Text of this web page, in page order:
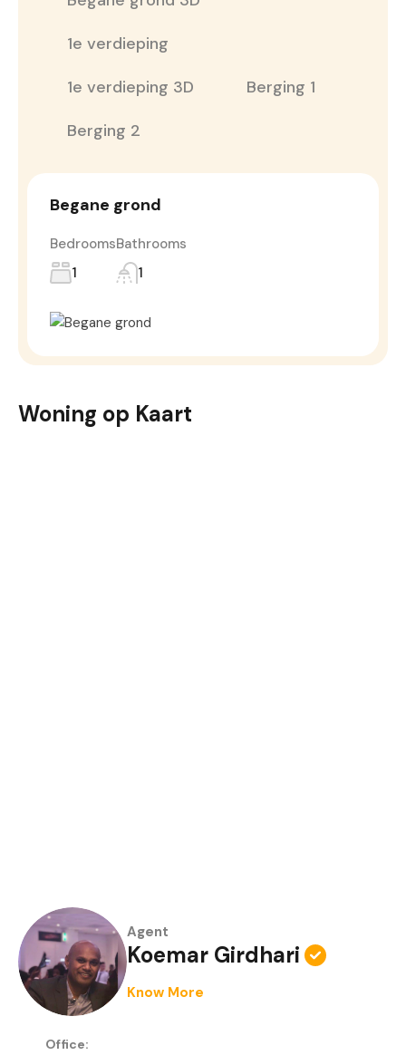
1e verdieping
1e verdieping 3D
Berging 1
Berging 2
Begane grond
Bedrooms
1
Bathrooms
1
Woning op Kaart
Agent
Koemar Girdhari
Know More
Office: